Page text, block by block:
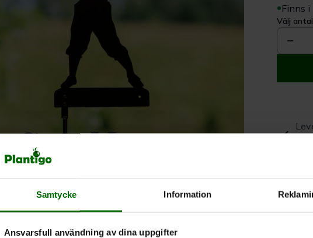
Samtycke Information
Ansvarsfull användning av dina uppgifter
Finns i
Välj antal